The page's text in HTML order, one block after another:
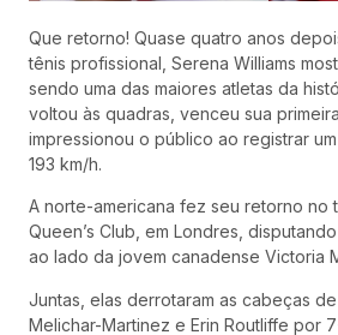
Que retorno! Quase quatro anos
tênis profissional, Serena Williams
sendo uma das maiores atletas da
voltou às quadras, venceu sua
impressionou o público ao registrar
193 km/h.
A norte-americana fez seu retorno no
Queen’s Club, em Londres,
ao lado da jovem canadense Victoria
Juntas, elas derrotaram as cabeças
Melichar-Martinez e Erin Routliffe por